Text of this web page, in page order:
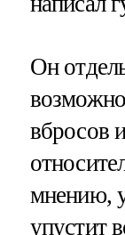
Он
вбросов
мнению,
упустит